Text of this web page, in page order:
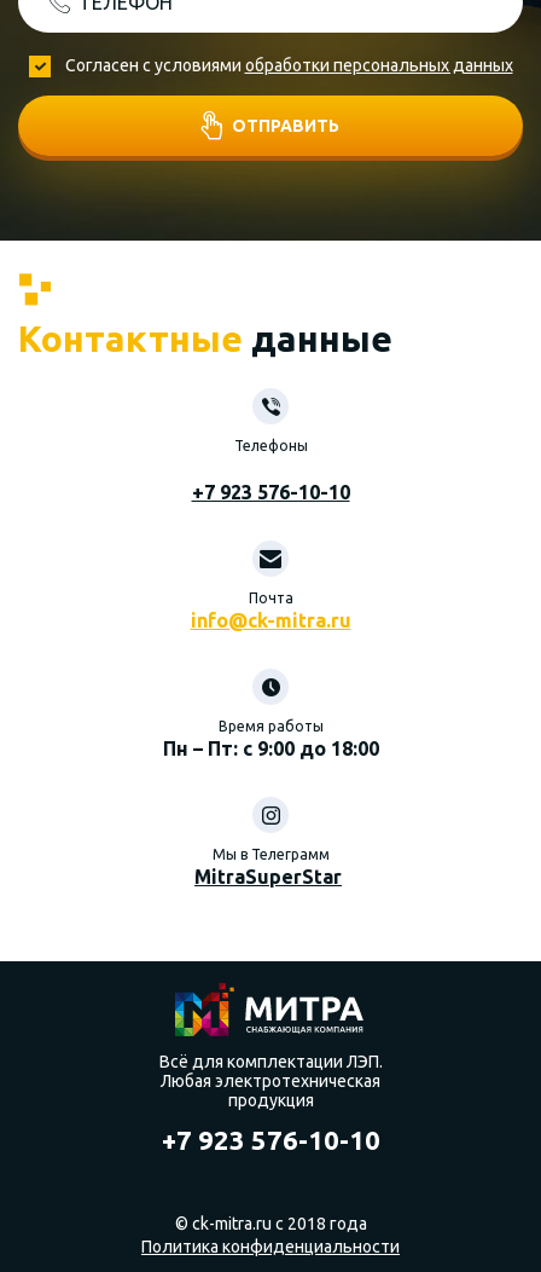
Согласен с условиями обработки персональных данных
ОТПРАВИТЬ
Контактные данные
Телефоны
+7 923 576-10-10
Почта
info@ck-mitra.ru
Время работы
Пн – Пт: с 9:00 до 18:00
Мы в Телеграмм
MitraSuperStar
Всё для комплектации ЛЭП.
Любая электротехническая
продукция
+7 923 576-10-10
© ck-mitra.ru с 2018 года
Политика конфиденциальности